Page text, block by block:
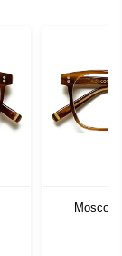
Moscot